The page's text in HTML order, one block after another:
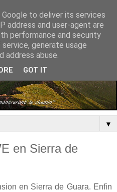
▼
en Sierra de
en Sierra de Guara. Enfin
to deliver its services
address and user-agent are
performance and security
generate usage
abuse.
GOT IT